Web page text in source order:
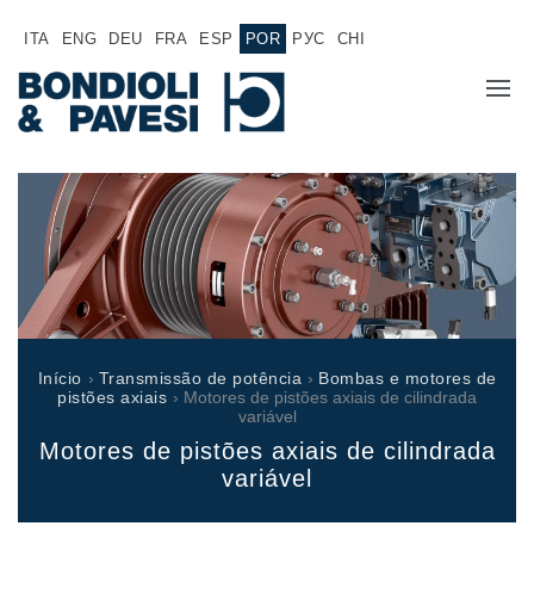
ITA ENG DEU FRA ESP POR РУС CHI
SOBRE NÓS
PRODUTOS
APLICAÇÕES
REDE DE VENDAS
TRABALHE CONOSCO
DOCUMENTAÇÃO
Transmissão de potência
Transmissões Cardânicas
Caixas de engrenagens fabricadas para Bondioli & Pavesi
Caixas de engrenagens com eixos paralelos
Caixas de engrenagens especiais
Início › Transmissão de potência › Bombas e motores de
pistões axiais › Motores de pistões axiais de cilindrada
variável
Motores de pistões axiais de cilindrada
variável